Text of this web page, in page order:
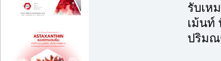
รับเห
เม้นท์
ปริม